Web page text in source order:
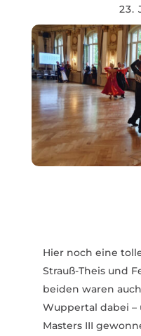
23.
Hier noch eine
Strauß-Theis und
beiden waren
Wuppertal dabei
Masters III